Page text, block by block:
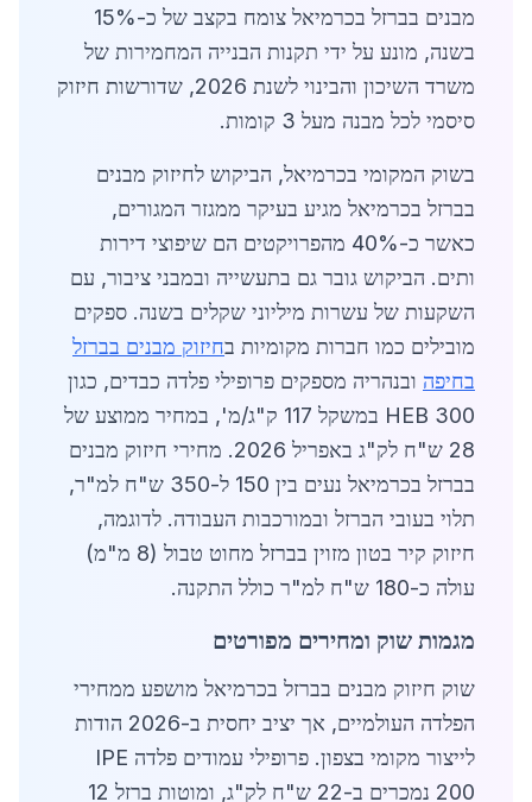
מבנים בברזל בכרמיאל צומח בקצב של כ-15%
בשנה, מונע על ידי תקנות הבנייה המחמירות של
משרד השיכון והבינוי לשנת 2026, שדורשות חיזוק
סיסמי לכל מבנה מעל 3 קומות.
בשוק המקומי בכרמיאל, הביקוש לחיזוק מבנים
בברזל בכרמיאל מגיע בעיקר ממגזר המגורים,
כאשר כ-40% מהפרויקטים הם שיפוצי דירות
ותים. הביקוש גובר גם בתעשייה ובמבני ציבור, עם
השקעות של עשרות מיליוני שקלים בשנה. ספקים
מובילים כמו חברות מקומיות בחיזוק מבנים בברזל
בחיפה ובנהריה מספקים פרופילי פלדה כבדים, כגון
HEB 300 במשקל 117 ק"ג/מ', במחיר ממוצע של
28 ש"ח לק"ג באפריל 2026. מחירי חיזוק מבנים
בברזל בכרמיאל נעים בין 150 ל-350 ש"ח למ"ר,
תלוי בעובי הברזל ובמורכבות העבודה. לדוגמה,
חיזוק קיר בטון מזוין בברזל מחוט טבול (8 מ"מ)
עולה כ-180 ש"ח למ"ר כולל התקנה.
מגמות שוק ומחירים מפורטים
שוק חיזוק מבנים בברזל בכרמיאל מושפע ממחירי
הפלדה העולמיים, אך יציב יחסית ב-2026 הודות
לייצור מקומי בצפון. פרופילי עמודים פלדה IPE
200 נמכרים ב-22 ש"ח לק"ג, ומוטות ברזל 12